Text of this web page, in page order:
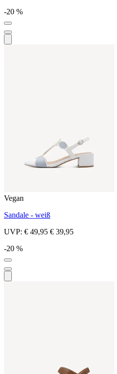
-20 %
Vegan
Sandale - weiß
UVP: € 49,95 € 39,95
-20 %